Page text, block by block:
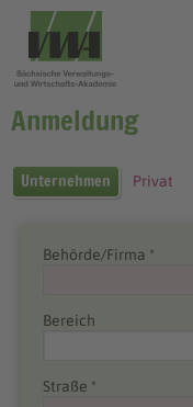
Anmeldung
Unternehmen Privat
Behörde/Firma *
Bereich
Straße *